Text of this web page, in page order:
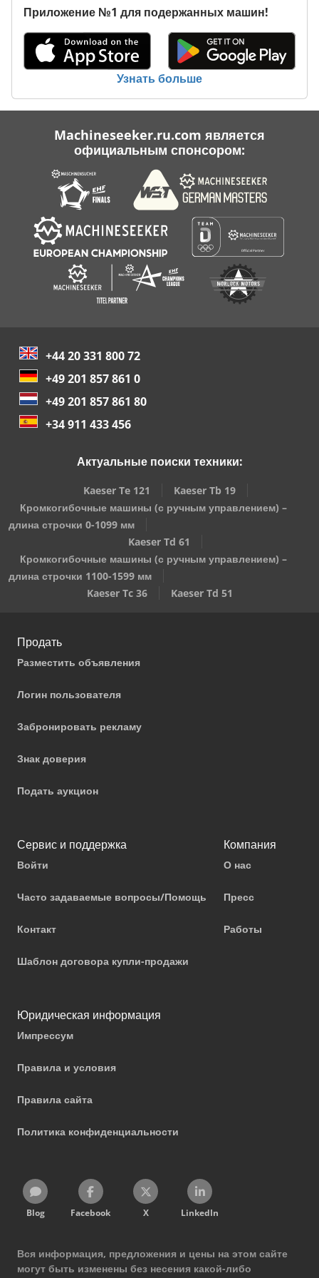
Транспортные Средства
Услуги По Уборке Помещений Здания
Чистящие Средства
Приложение №1 для подержанных машин!
Узнать больше
Machineseeker.ru.com является
официальным спонсором:
+44 20 331 800 72
+49 201 857 861 0
+49 201 857 861 80
+34 911 433 456
Актуальные поиски техники:
Kaeser Te 121
Kaeser Tb 19
Кромкогибочные машины (с ручным управлением) –
длина строчки 0-1099 мм
Kaeser Td 61
Кромкогибочные машины (с ручным управлением) –
длина строчки 1100-1599 мм
Kaeser Tc 36
Kaeser Td 51
Продать
Разместить объявления
Логин пользователя
Забронировать рекламу
Знак доверия
Подать аукцион
Сервис и поддержка
Войти
Часто задаваемые вопросы/Помощь
Контакт
Шаблон договора купли-продажи
Компания
О нас
Пресс
Работы
Юридическая информация
Импрессум
Правила и условия
Правила сайта
Политика конфиденциальности
Blog Facebook X LinkedIn
Вся информация, предложения и цены на этом сайте
могут быть изменены без несения какой-либо